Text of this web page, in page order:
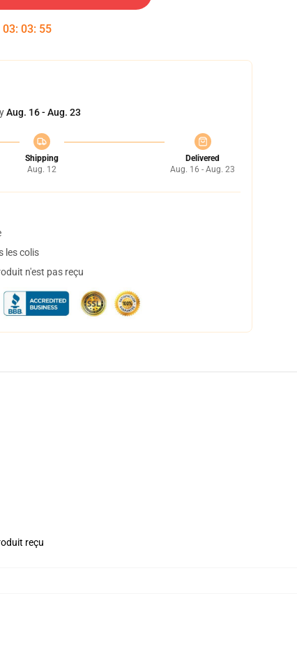
03: 03: 54
Aug. 16 - Aug. 23
Shipping
Aug. 12
Delivered
Aug. 16 - Aug. 23
les colis
n'est pas reçu
reçu